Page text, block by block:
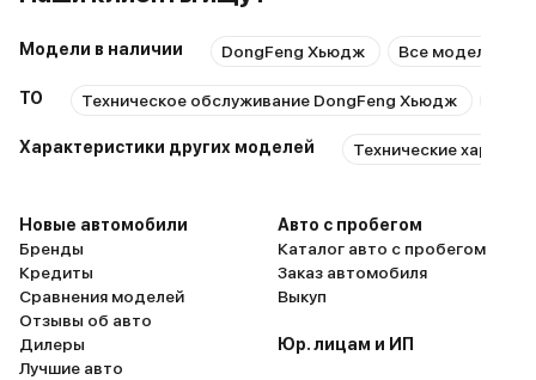
Модели в наличии DongFeng Хьюдж Все модели
ТО Техническое обслуживание DongFeng Хьюдж
Характеристики других моделей Технические
Новые автомобили
Бренды
Кредиты
Сравнения моделей
Отзывы об авто
Дилеры
Лучшие авто
Авто с пробегом
Каталог авто с пробегом
Заказ автомобиля
Выкуп
Юр. лицам и ИП